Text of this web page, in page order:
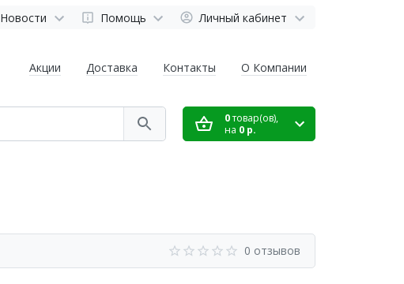
Новости Помощь Личный кабинет
Акции Доставка Контакты О Компании
0товар(ов),
на 0 р.
0 отзывов